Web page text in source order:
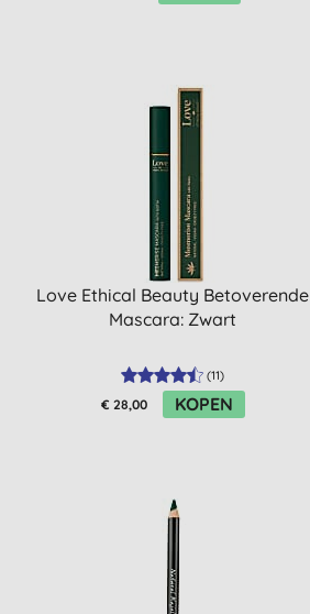
Love Ethical Beauty Betoverende
Mascara: Zwart
(11)
€ 28,00 KOPEN